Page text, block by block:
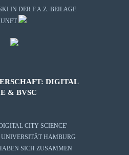
IN DER F.A.Z.-BEILAGE
DIGITAL
& BVSC
CITY SCIENCE'
HAMBURG
SICH ZUSAMMEN